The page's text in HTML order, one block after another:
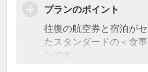
プランのポイント
往復の航空券と宿泊が
たスタンダードの＜食
ンです。